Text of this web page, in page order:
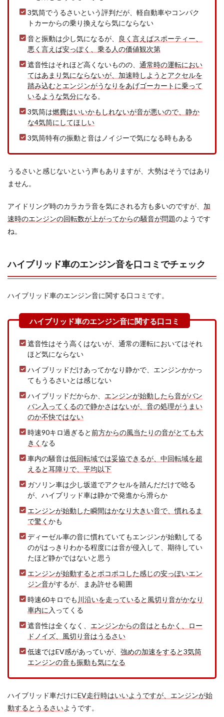
3気筒でうるさいという評判だが、軽自動車やコンパク
トカーからの乗り換えなら気にならない
音と振動は少し気になるが、
良く言えばスポーティー、
悪く言えば安っぽく、乗る人の価値観次第
遮音性はそれほど高くないものの、 通常時の運転におい
てはあまり気にならないが、加速時しようとアクセルを
踏み込むとエンジンがうなりをあげゴーカートに乗って
いるような気分になる。
3気筒は燃費はいいかもしれないが音が悪いので、静か
な4気筒にしてほしい
3気筒特有の振動と音はノイジーで気になる時もある
うるさいと感じないという声もありますが、大勢はそうではあり
ません。
アイドリング時のカラカラ音を気にされる方も多いのですが、 加
速時のエンジンの回転数が上がってからの騒音が問題のようです
ね。
ハイブリッド車のエンジン音を口コミでチェック
ハイブリッド車のエンジン音に関する口コミです。
遮音性はそう高くはないが、通常の運転においてはそれ
ほど気にならない
ハイブリッドだけあってかなり静かで、エンジンかかっ
てもうるさいとは感じない
ハイブリッドだからか、 エンジンが始動したら音がバン
バン入ってくるので静かさはないが、音の処理がうまい
のか不快ではない
時速90キロ過ぎると前方からの風当たりの音がとても大
きく なる
車内の騒音は低回転域では妥協できるが、中回転域を超
えると耳障りで、平均以下
ガソリン車は少し坂道でアクセルを踏んだだけで唸る
が、ハイブリッド車は静かで発進から滑らか
エンジンが始動した瞬間はかなり大きい音で、慣れるま
で驚く かも
ディーゼル車の音に慣れていてもエンジンが始動してる
のがはっきりわかる程度には音が侵入して、期待してい
たほど静かではないと思う
エンジンが始動するとポコポコした感じの安っぽいエン
ジン音がするが、まあ許せる範囲
時速60キロでも 川沿いを走っていると風切り音がかなり
車内に 入ってくる
遮音性は全くなく、 エンジンからの音はともかく、ロー
ドノイズ、風切り音はうるさい
低速ではEV感があっていが、 強めの加速をすると3気筒
エンジンの音も振動も気になる
ハイブリッド車だけにEV走行時はいいようですが、エンジンが始
動するとうるさいようです。